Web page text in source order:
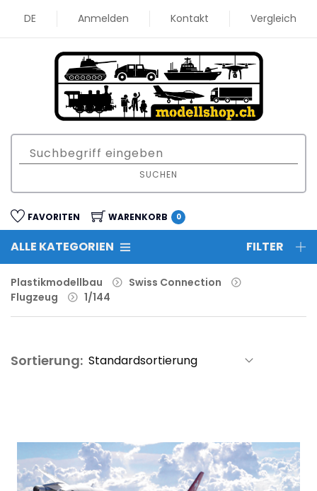
DE Anmelden Kontakt Vergleich
SUCHEN
FAVORITEN WARENKORB 0
ALLE KATEGORIEN FILTER
Plastikmodellbau
Swiss Connection
Flugzeug
1/144
Sortierung: